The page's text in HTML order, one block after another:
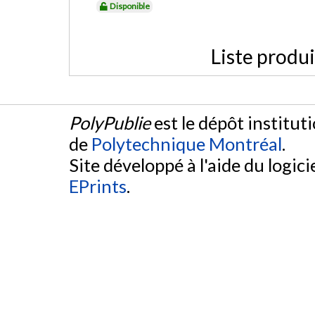
Disponible
Liste
PolyPublieest le dépôt
de Polytechnique Montréal.
Site développé à l'aide du
EPrints.